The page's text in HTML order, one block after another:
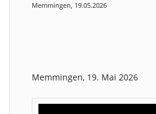
Memmingen, 19.05.2026
Memmingen, 19. Mai 2026